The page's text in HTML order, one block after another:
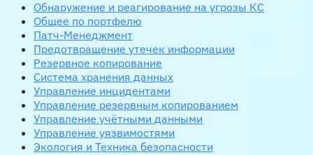
Обнаружение и реагирование на угрозы КС
Общее по портфелю
Патч-Менеджмент
Предотвращение утечек информации
Резервное копирование
Система хранения данных
Управление инцидентами
Управление резервным копированием
Управление учётными данными
Управление уязвимостями
Экология и Техника безопасности